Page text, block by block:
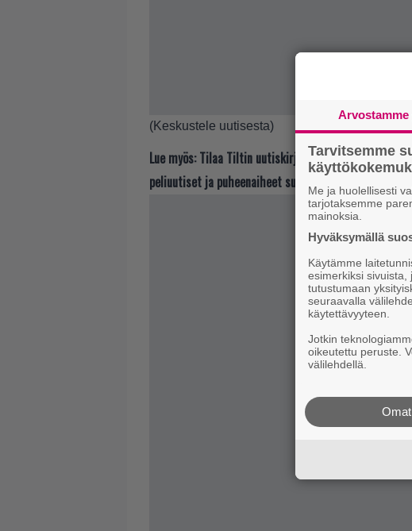
(Keskustele uutisesta)
Lue myös: Tilaa Tiltin uutiskirje ja tiedät mistä
peliuutiset ja puheenaiheet suoraan sähköpostiin
Tarvitsemme
Me ja huolellisesti
tarjotaksemme
mainoksia.
Hyväksymällä
Käytämme
esimerkiksi sivuista,
tutustumaan
seuraavalla
käytettävyyteen.
Jotkin
oikeutettu peruste.
välilehdellä.